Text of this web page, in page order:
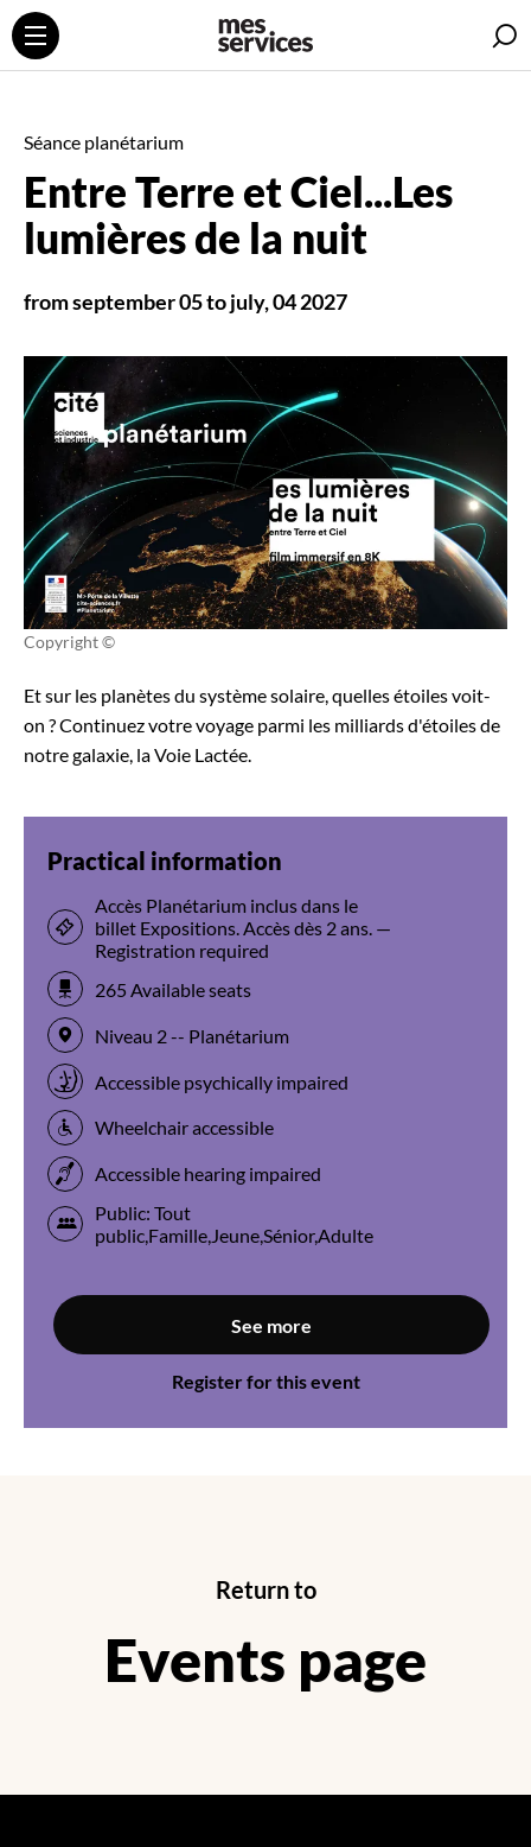
Séance planétarium
Entre Terre et Ciel...Les
lumières de la nuit
from september 05 to july, 04 2027
Copyright ©
Et sur les planètes du système solaire, quelles étoiles voit-
on ? Continuez votre voyage parmi les milliards d'étoiles de
notre galaxie, la Voie Lactée.
Practical information
Accès Planétarium inclus dans le
billet Expositions. Accès dès 2 ans. —
Registration required
265 Available seats
Niveau 2 -- Planétarium
Accessible psychically impaired
Wheelchair accessible
Accessible hearing impaired
Public: Tout
public,Famille,Jeune,Sénior,Adulte
See more
Register for this event
Return to
Events page